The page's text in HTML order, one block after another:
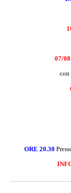
07/08
con
ORE 20.30